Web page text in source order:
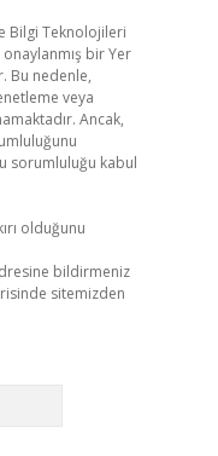
Bilgi Teknolojileri
bir Yer
Bu nedenle,
veya
Ancak,
sorumluluğu kabul
olduğunu
bildirmeniz
sitemizden